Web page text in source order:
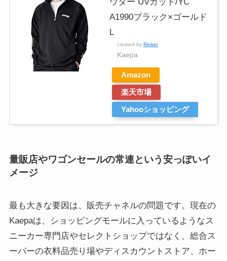
A1990ブラック×ゴールド
L
created by Rinker
Kaepa
Amazon
楽天市場
Yahooショッピング
量販店やワゴンセールの常連という安っぽいイ
メージ
最も大きな要因は、販売チャネルの問題です。現在の
Kaepaは、ショッピングモールに入っているようなス
ニーカー専門店やセレクトショップではなく、総合ス
ーパーの衣料品売り場やディスカウントストア、ホー